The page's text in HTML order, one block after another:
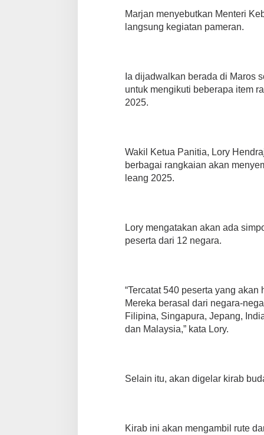
Marjan menyebutkan Menteri
langsung kegiatan pameran.
Ia dijadwalkan berada di Maros
untuk mengikuti beberapa item
2025.
Wakil Ketua Panitia, Lory
berbagai rangkaian akan
leang 2025.
Lory mengatakan akan ada
peserta dari 12 negara.
“Tercatat 540 peserta yang
Mereka berasal dari negara-
Filipina, Singapura, Jepang,
dan Malaysia,” kata Lory.
Selain itu, akan digelar kirab
Kirab ini akan mengambil rute